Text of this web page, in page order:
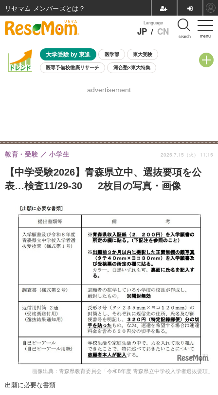
menu
Language
JP / CN search
大学受験 by 東進 医学部 東大受験
医専予備校徹底リサーチ 河合塾×東大特集
8月開催学校説明会・相談会
advertisement
【中学受験2026】青森県立中、選抜要項を公
表…検査11/29-30 2枚目の写真・画像
教育・受験 小学生 2025.7.15（火） 11:15
画像出典：青森県教育委員会「令和8年度 青森県立中学校入学者選抜要項」
出願に必要な書類
リセマム メンバーズ